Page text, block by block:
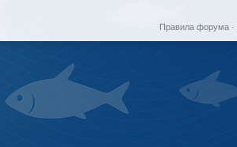
Правила форума·